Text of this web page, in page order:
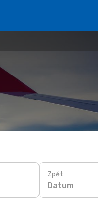
Zpět
Datum